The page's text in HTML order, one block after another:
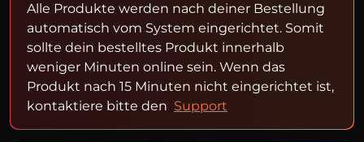
Alle Produkte werden nach deiner Bestellung
automatisch vom System eingerichtet. Somit
sollte dein bestelltes Produkt innerhalb
weniger Minuten online sein. Wenn das
Produkt nach 15 Minuten nicht eingerichtet ist,
kontaktiere bitte den Support